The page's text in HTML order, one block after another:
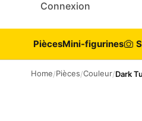
Connexion
PiècesMini-figurines
Home/Pièces/Couleur/Dark